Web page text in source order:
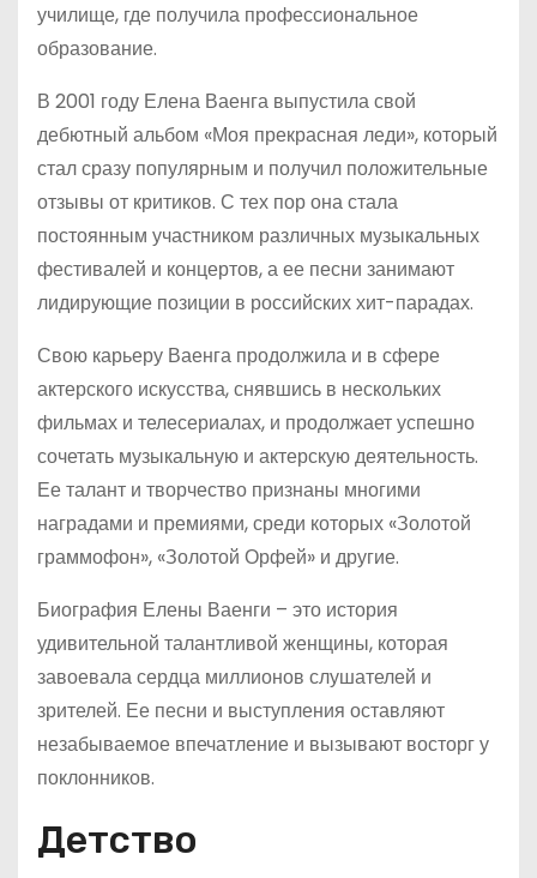
училище, где получила профессиональное
образование.
В 2001 году Елена Ваенга выпустила свой
дебютный альбом «Моя прекрасная леди», который
стал сразу популярным и получил положительные
отзывы от критиков. С тех пор она стала
постоянным участником различных музыкальных
фестивалей и концертов, а ее песни занимают
лидирующие позиции в российских хит-парадах.
Свою карьеру Ваенга продолжила и в сфере
актерского искусства, снявшись в нескольких
фильмах и телесериалах, и продолжает успешно
сочетать музыкальную и актерскую деятельность.
Ее талант и творчество признаны многими
наградами и премиями, среди которых «Золотой
граммофон», «Золотой Орфей» и другие.
Биография Елены Ваенги – это история
удивительной талантливой женщины, которая
завоевала сердца миллионов слушателей и
зрителей. Ее песни и выступления оставляют
незабываемое впечатление и вызывают восторг у
поклонников.
Детство